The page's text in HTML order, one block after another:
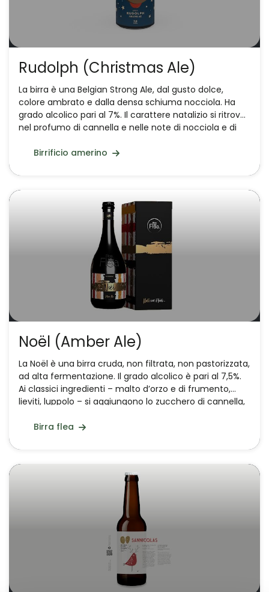
Rudolph (Christmas Ale)
La birra è una Belgian Strong Ale, dal gusto dolce,
colore ambrato e dalla densa schiuma nocciola. Ha
grado alcolico pari al 7%. Il carattere natalizio si ritrova
nel profumo di cannella e nelle note di nocciola e di
dicono gli inglesi. Perfetta a conclusione del pasto,
realizzati con frutta secca e canditi.
Birrificio amerino
Noël (Amber Ale)
La Noël è una birra cruda, non filtrata, non pastorizzata,
ad alta fermentazione. Il grado alcolico è pari al 7,5%.
Ai classici ingredienti – malto d’orzo e di frumento,
lieviti, luppolo – si aggiungono lo zucchero di cannella,
il pepe nero, ad esaltarne il carattere natalizio.
Gualdo Tadino, nota per le sue sorgenti d'acqua
freschissime, tra cui quella della Rocchetta, di
Capodacqua e di Santo Marzio – una birra “da brindisi”!
Birra flea